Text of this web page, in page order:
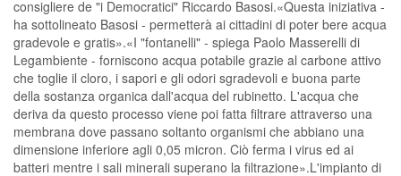
consigliere de "i Democratici" Riccardo Basosi.«Questa iniziativa -
ha sottolineato Basosi - permetterà ai cittadini di poter bere acqua
gradevole e gratis».«I "fontanelli" - spiega Paolo Masserelli di
Legambiente - forniscono acqua potabile grazie al carbone attivo
che toglie il cloro, i sapori e gli odori sgradevoli e buona parte
della sostanza organica dall'acqua del rubinetto. L'acqua che
deriva da questo processo viene poi fatta filtrare attraverso una
membrana dove passano soltanto organismi che abbiano una
dimensione inferiore agli 0,05 micron. Ciò ferma i virus ed ai
batteri mentre i sali minerali superano la filtrazione».L'impianto di